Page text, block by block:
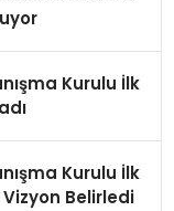
Kurulu İlk
Kurulu İlk
Vizyon Belirledi